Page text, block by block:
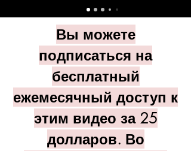
Вы можете
подписаться на
бесплатный
ежемесячный доступ к
этим видео за 25
долларов. Во